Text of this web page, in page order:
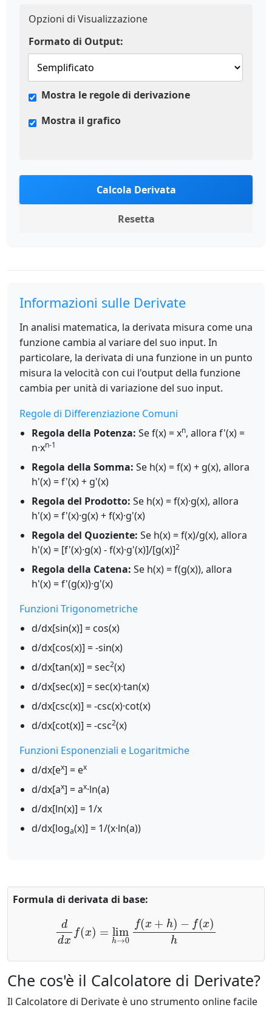
Opzioni di Visualizzazione
Formato di Output:
Mostra le regole di derivazione
Mostra il grafico
Calcola Derivata
Resetta
Informazioni sulle Derivate
In analisi matematica, la derivata misura come una
funzione cambia al variare del suo input. In
particolare, la derivata di una funzione in un punto
misura la velocità con cui l'output della funzione
cambia per unità di variazione del suo input.
Regole di Differenziazione Comuni
Regola della Potenza: Se f(x) = xn, allora f'(x) =
n·xn-1
Regola della Somma: Se h(x) = f(x) + g(x), allora
h'(x) = f'(x) + g'(x)
Regola del Prodotto: Se h(x) = f(x)·g(x), allora
h'(x) = f'(x)·g(x) + f(x)·g'(x)
Regola del Quoziente: Se h(x) = f(x)/g(x), allora
h'(x) = [f'(x)·g(x) - f(x)·g'(x)]/[g(x)]2
Regola della Catena: Se h(x) = f(g(x)), allora
h'(x) = f'(g(x))·g'(x)
Funzioni Trigonometriche
d/dx[sin(x)] = cos(x)
d/dx[cos(x)] = -sin(x)
d/dx[tan(x)] = sec2(x)
d/dx[sec(x)] = sec(x)·tan(x)
d/dx[csc(x)] = -csc(x)·cot(x)
d/dx[cot(x)] = -csc2(x)
Funzioni Esponenziali e Logaritmiche
d/dx[ex] = ex
d/dx[ax] = ax·ln(a)
d/dx[ln(x)] = 1/x
d/dx[loga(x)] = 1/(x·ln(a))
Formula di derivata di base:
d →0f x +h) (x)h
Che cos'è il Calcolatore di Derivate?
Il Calcolatore di Derivate è uno strumento online facile